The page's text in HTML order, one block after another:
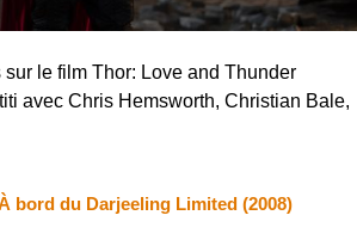
le film Thor: Love and Thunder
avec Chris Hemsworth, Christian Bale,
bord du Darjeeling Limited (2008)